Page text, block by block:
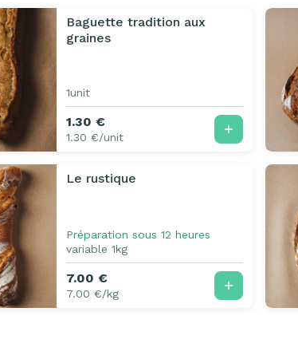
Baguette tradition aux
graines
1unit
1.30 €
1.30 €/unit
Le rustique
Préparation sous 12 heures
variable 1kg
7.00 €
7.00 €/kg